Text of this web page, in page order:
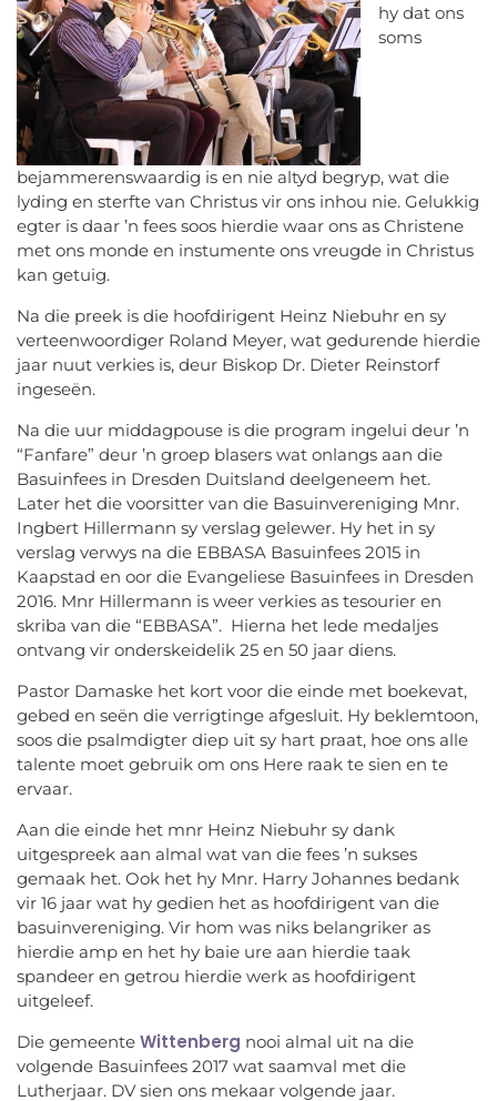
hy dat ons
soms
bejammerenswaardig is en nie altyd begryp, wat die
lyding en sterfte van Christus vir ons inhou nie. Gelukkig
egter is daar ’n fees soos hierdie waar ons as Christene
met ons monde en instumente ons vreugde in Christus
kan getuig.
Na die preek is die hoofdirigent Heinz Niebuhr en sy
verteenwoordiger Roland Meyer, wat gedurende hierdie
jaar nuut verkies is, deur Biskop Dr. Dieter Reinstorf
ingeseën.
Na die uur middagpouse is die program ingelui deur ’n
“Fanfare” deur ’n groep blasers wat onlangs aan die
Basuinfees in Dresden Duitsland deelgeneem het.
Later het die voorsitter van die Basuinvereniging Mnr.
Ingbert Hillermann sy verslag gelewer. Hy het in sy
verslag verwys na die EBBASA Basuinfees 2015 in
Kaapstad en oor die Evangeliese Basuinfees in Dresden
2016. Mnr Hillermann is weer verkies as tesourier en
skriba van die “EBBASA”. Hierna het lede medaljes
ontvang vir onderskeidelik 25 en 50 jaar diens.
Pastor Damaske het kort voor die einde met boekevat,
gebed en seën die verrigtinge afgesluit. Hy beklemtoon,
soos die psalmdigter diep uit sy hart praat, hoe ons alle
talente moet gebruik om ons Here raak te sien en te
ervaar.
Aan die einde het mnr Heinz Niebuhr sy dank
uitgespreek aan almal wat van die fees ’n sukses
gemaak het. Ook het hy Mnr. Harry Johannes bedank
vir 16 jaar wat hy gedien het as hoofdirigent van die
basuinvereniging. Vir hom was niks belangriker as
hierdie amp en het hy baie ure aan hierdie taak
spandeer en getrou hierdie werk as hoofdirigent
uitgeleef.
Die gemeente Wittenberg nooi almal uit na die
volgende Basuinfees 2017 wat saamval met die
Lutherjaar. DV sien ons mekaar volgende jaar.